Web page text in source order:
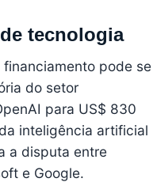
tecnologia
pode se
do setor
para US$ 830
inteligência artificial
a disputa entre
e Google.